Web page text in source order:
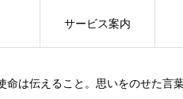
命は伝えること。思いをのせた言
サービス案内